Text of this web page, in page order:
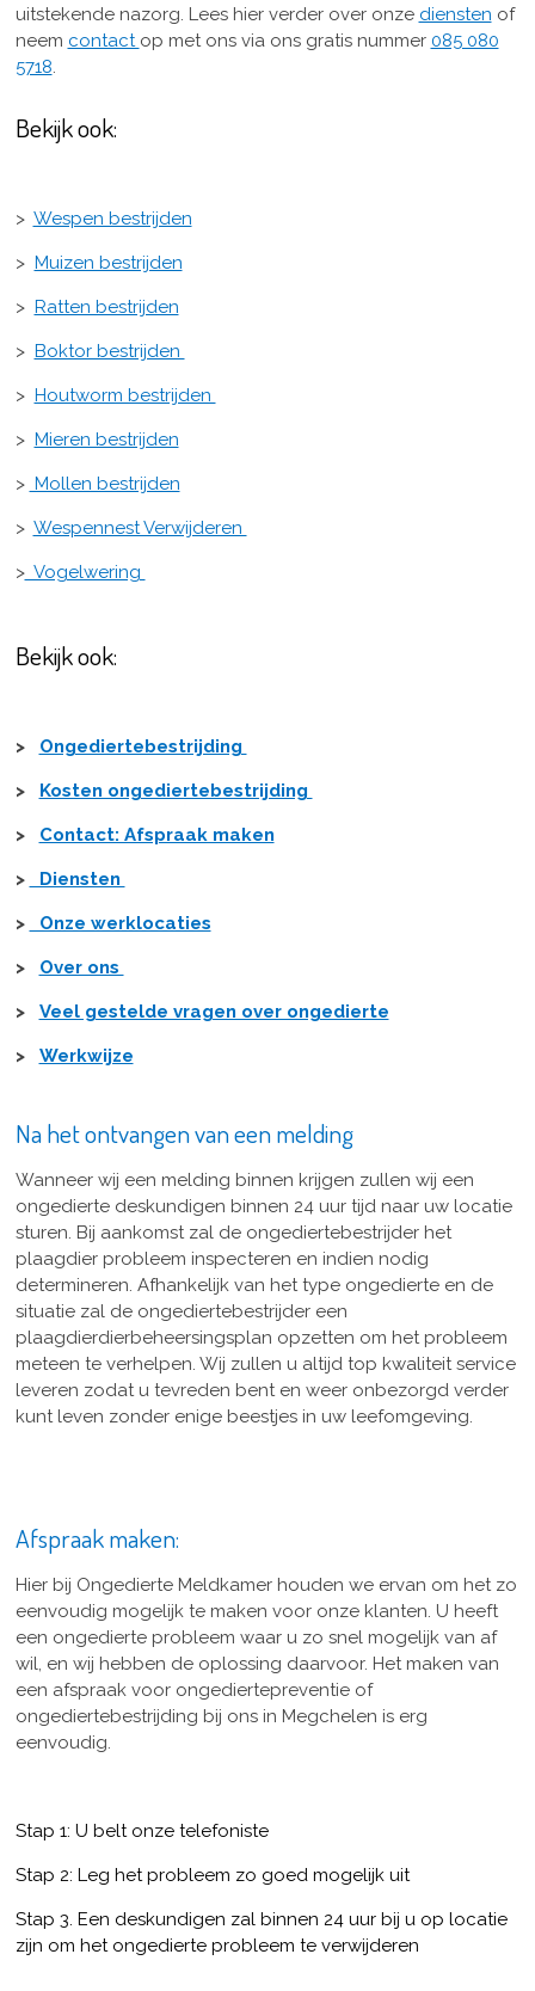
uitstekende nazorg. Lees hier verder over onze diensten of
neem contact op met ons via ons gratis nummer 085 080
5718.
Bekijk ook:
> Wespen bestrijden
> Muizen bestrijden
> Ratten bestrijden
> Boktor bestrijden
> Houtworm bestrijden
> Mieren bestrijden
> Mollen bestrijden
> Wespennest Verwijderen
>Vogelwering
Bekijk ook:
> Ongediertebestrijding
> Kosten ongediertebestrijding
> Contact: Afspraak maken
> Diensten
> Onze werklocaties
> Over ons
> Veel gestelde vragen over ongedierte
> Werkwijze
Na het ontvangen van een melding
Wanneer wij een melding binnen krijgen zullen wij een
ongedierte deskundigen binnen 24 uur tijd naar uw locatie
sturen. Bij aankomst zal de ongediertebestrijder het
plaagdier probleem inspecteren en indien nodig
determineren. Afhankelijk van het type ongedierte en de
situatie zal de ongediertebestrijder een
plaagdierdierbeheersingsplan opzetten om het probleem
meteen te verhelpen. Wij zullen u altijd top kwaliteit service
leveren zodat u tevreden bent en weer onbezorgd verder
kunt leven zonder enige beestjes in uw leefomgeving.
Afspraak maken:
Hier bij Ongedierte Meldkamer houden we ervan om het zo
eenvoudig mogelijk te maken voor onze klanten. U heeft
een ongedierte probleem waar u zo snel mogelijk van af
wil, en wij hebben de oplossing daarvoor. Het maken van
een afspraak voor ongediertepreventie of
ongediertebestrijding bij ons in Megchelen is erg
eenvoudig.
Stap 1: U belt onze telefoniste
Stap 2: Leg het probleem zo goed mogelijk uit
Stap 3. Een deskundigen zal binnen 24 uur bij u op locatie
zijn om het ongedierte probleem te verwijderen